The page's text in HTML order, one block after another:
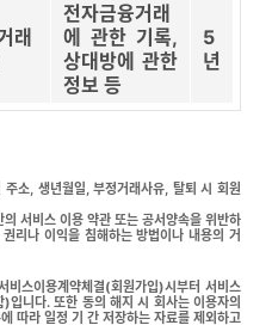
래
전자금융거래
에 관한 기록,
상대방에 관한
정보 등
5
년
소, 생년월일, 부정거래사유, 탈퇴 시 회원
서비스 이용 약관 또는 공서양속을 위반하
리나 이익을 침해하는 방법이나 내용의 거
비스이용계약체결(회원가입)시부터 서비스
입니다. 또한 동의 해지 시 회사는 이용자의
따라 일정 기 간 저장하는 자료를 제외하고